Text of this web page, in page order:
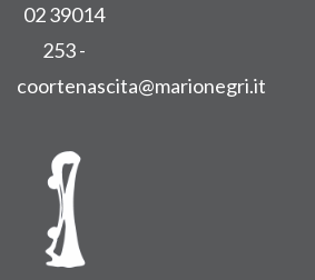
02 39014
253 -
coortenascita@marionegri.it